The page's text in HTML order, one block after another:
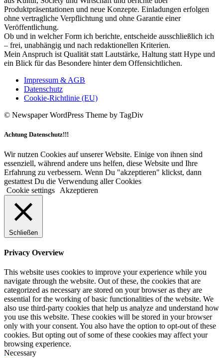
Produktpräsentationen und neue Konzepte. Einladungen erfolgen
ohne vertragliche Verpflichtung und ohne Garantie einer
Veröffentlichung.
Ob und in welcher Form ich berichte, entscheide ausschließlich ich
– frei, unabhängig und nach redaktionellen Kriterien.
Mein Anspruch ist Qualität statt Lautstärke, Haltung statt Hype und
ein Blick für das Besondere hinter dem Offensichtlichen.
Impressum & AGB
Datenschutz
Cookie-Richtlinie (EU)
© Newspaper WordPress Theme by TagDiv
Achtung Datenschutz!!!
Wir nutzen Cookies auf unserer Website. Einige von ihnen sind
essenziell, während andere uns helfen, diese Website und Ihre
Erfahrung zu verbessern. Wenn Du "akzeptieren" klickst, dann
gestattest Du die Verwendung aller Cookies
Cookie settings
Akzeptieren
Schließen
Privacy Overview
This website uses cookies to improve your experience while you
navigate through the website. Out of these, the cookies that are
categorized as necessary are stored on your browser as they are
essential for the working of basic functionalities of the website. We
also use third-party cookies that help us analyze and understand how
you use this website. These cookies will be stored in your browser
only with your consent. You also have the option to opt-out of these
cookies. But opting out of some of these cookies may affect your
browsing experience.
Necessary